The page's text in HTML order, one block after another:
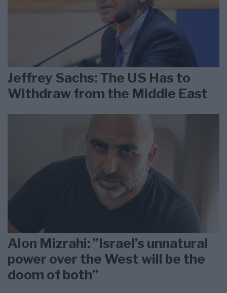
Jeffrey Sachs: The US Has to
Withdraw from the Middle East
Alon Mizrahi: ”Israel’s unnatural
power over the West will be the
doom of both”